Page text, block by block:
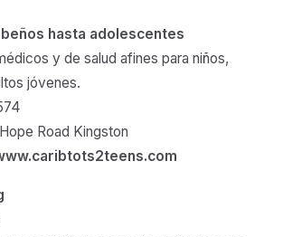
hasta adolescentes
y de salud afines para niños,
jóvenes.
Road Kingston